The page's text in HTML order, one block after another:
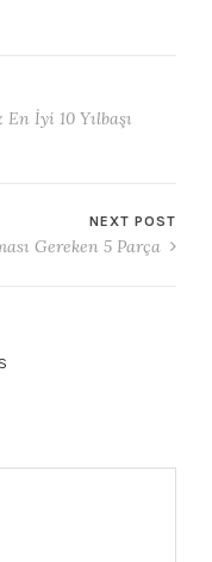
İyi 10 Yılbaşı
NEXT POST
Gereken 5 Parça